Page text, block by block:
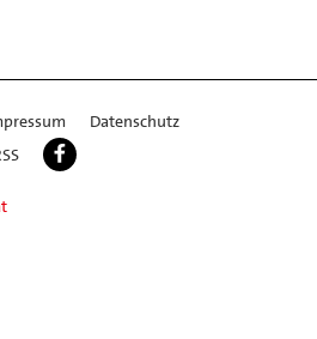
Datenschutz